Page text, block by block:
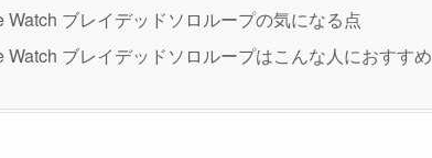
Watch ブレイデッドソロループの気になる点
Watch ブレイデッドソロループはこんな人におすすめ